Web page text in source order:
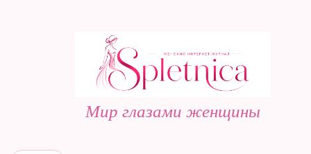
Мир глазами женщины